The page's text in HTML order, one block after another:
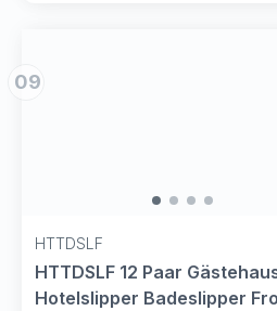
09
HTTDSLF
HTTDSLF 12 Paar
Hotelslipper Badeslipper